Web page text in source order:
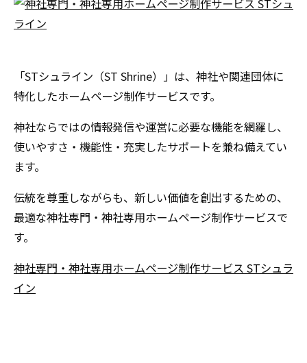
「STシュライン（ST Shrine）」は、神社や関連団体に
特化したホームページ制作サービスです。
神社ならではの情報発信や運営に必要な機能を網羅し、
使いやすさ・機能性・充実したサポートを兼ね備えてい
ます。
伝統を尊重しながらも、新しい価値を創出するための、
最適な神社専門・神社専用ホームページ制作サービスで
す。
神社専門・神社専用ホームページ制作サービス STシュラ
イン